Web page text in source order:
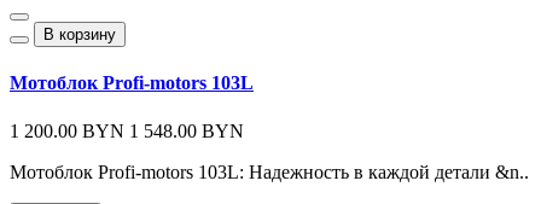
В корзину
Мотоблок Profi-motors 103L
1 200.00 BYN 1 548.00 BYN
Мотоблок Profi-motors 103L: Надежность в каждой детали &n..